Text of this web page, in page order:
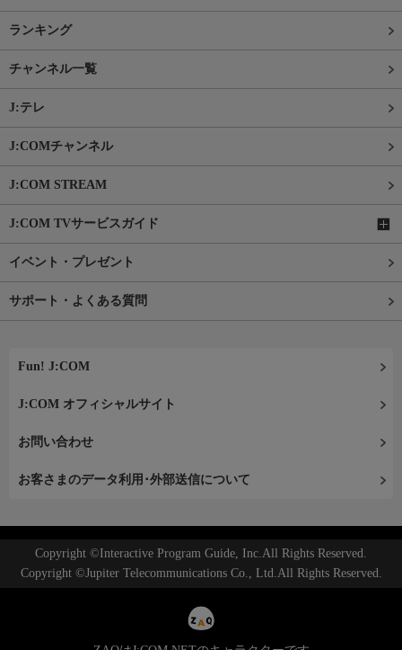
ランキング
チャンネル一覧
J:テレ
J:COMチャンネル
J:COM STREAM
J:COM TVサービスガイド
イベント・プレゼント
サポート・よくある質問
Fun! J:COM
J:COM オフィシャルサイト
お問い合わせ
お客さまのデータ利用･外部送信について
Copyright ©Interactive Program Guide, Inc.All Rights Reserved.
Copyright ©Jupiter Telecommunications Co., Ltd.All Rights Reserved.